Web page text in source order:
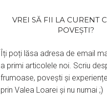
VREI SĂ FII LA CURENT
POVEȘTI?
Îți poți lăsa adresa de email
a primi articolele noi. Scriu
frumoase, povești și
prin Valea Loarei și nu numai ;)